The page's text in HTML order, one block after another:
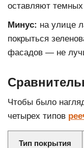
оставляют
Минус: на улице
покрыться
фасадов — не
Чтобы было
четырех типов
Тип покрытия